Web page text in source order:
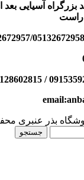
آسیایی بعد
بذر عنبری
جستجو